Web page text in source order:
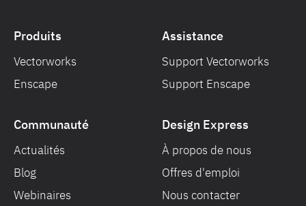
Produits
Vectorworks
Enscape
Assistance
Support Vectorworks
Support Enscape
Communauté
Actualités
Blog
Webinaires
Design Express
À propos de nous
Offres d'emploi
Nous contacter